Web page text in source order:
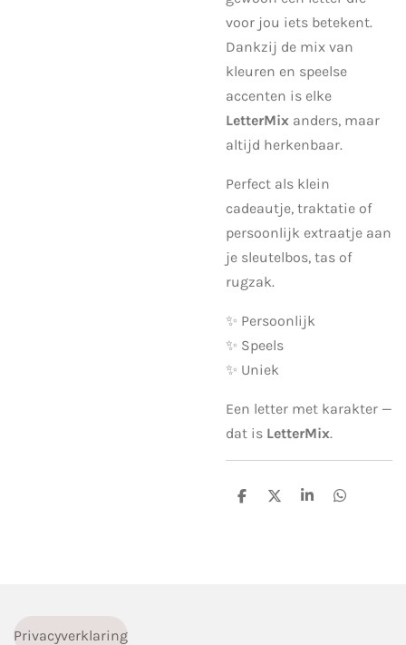
voor jou iets betekent.
Dankzij de mix van
kleuren en speelse
accenten is elke
LetterMix anders, maar
altijd herkenbaar.
Perfect als klein
cadeautje, traktatie of
persoonlijk extraatje aan
je sleutelbos, tas of
rugzak.
✨ Persoonlijk
✨ Speels
✨ Uniek
Een letter met karakter —
dat is LetterMix.
D
D
S
D
Privacyverklaring